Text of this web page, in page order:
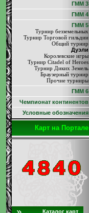
ГММ 3
ГММ 4
ГММ 5
Турнир безземельных
Турнир Торговой гильдии
Общий турнир
Дуэли
Королевские игры
Турнир Citadel of Heroes
Турнир Диких Земель
Браузерный турнир
Прочие турниры
ГММ 6
Чемпионат континентов
Условные обозначения
Карт на Портале
Каталог карт